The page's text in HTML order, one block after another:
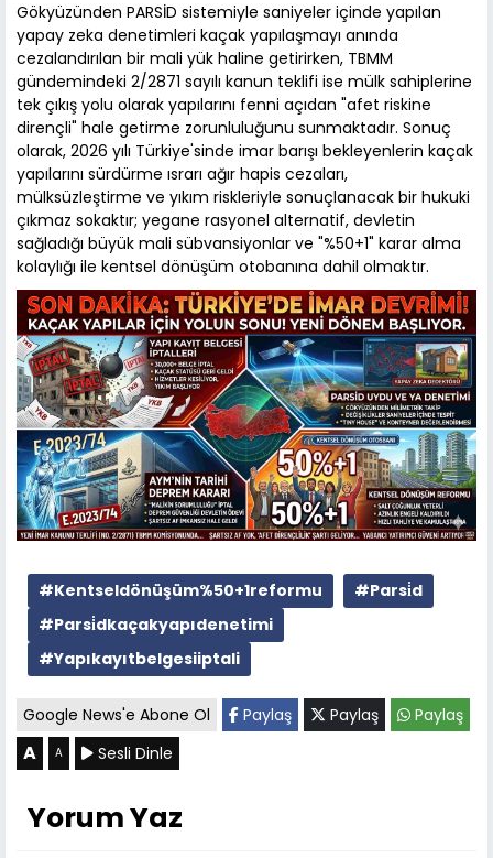
Gökyüzünden PARSİD sistemiyle saniyeler içinde yapılan
yapay zeka denetimleri kaçak yapılaşmayı anında
cezalandırılan bir mali yük haline getirirken, TBMM
gündemindeki 2/2871 sayılı kanun teklifi ise mülk sahiplerine
tek çıkış yolu olarak yapılarını fenni açıdan "afet riskine
dirençli" hale getirme zorunluluğunu sunmaktadır. Sonuç
olarak, 2026 yılı Türkiye'sinde imar barışı bekleyenlerin kaçak
yapılarını sürdürme ısrarı ağır hapis cezaları,
mülksüzleştirme ve yıkım riskleriyle sonuçlanacak bir hukuki
çıkmaz sokaktır; yegane rasyonel alternatif, devletin
sağladığı büyük mali sübvansiyonlar ve "%50+1" karar alma
kolaylığı ile kentsel dönüşüm otobanına dahil olmaktır.
#Kentseldönüşüm%50+1reformu
#Parsi̇d
#Parsi̇dkaçakyapıdenetimi
#Yapıkayıtbelgesiiptali
Google News'e Abone Ol Paylaş Paylaş Paylaş
A A Sesli Dinle
Yorum Yaz